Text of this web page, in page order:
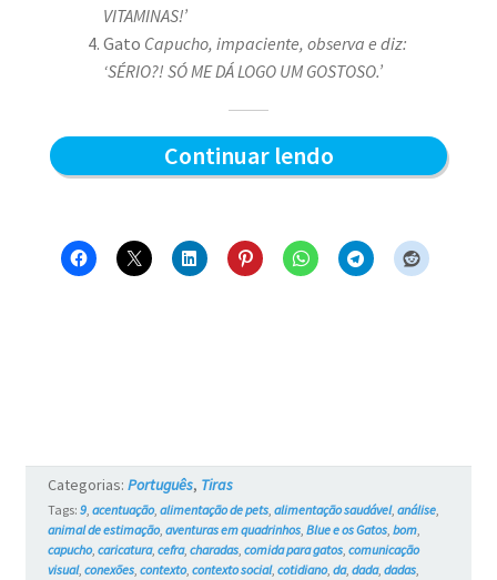
VITAMINAS!’
Gato Capucho, impaciente, observa e diz:
‘SÉRIO?! SÓ ME DÁ LOGO UM GOSTOSO.’
Continuar lendoSabor
–
#761
Categorias: Português, Tiras
Tags: 9, acentuação, alimentação de pets, alimentação saudável, análise,
animal de estimação, aventuras em quadrinhos, Blue e os Gatos, bom,
capucho, caricatura, cefra, charadas, comida para gatos, comunicação
visual, conexões, contexto, contexto social, cotidiano, da, dada, dadas,